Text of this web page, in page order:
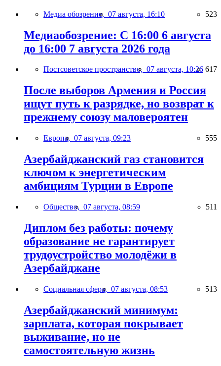
Медиа обозрение, 07 августа, 16:10 523
Медиаобозрение: С 16:00 6 августа
до 16:00 7 августа 2026 года
Постсоветское пространство, 07 августа, 10:26 617
После выборов Армения и Россия
ищут путь к разрядке, но возврат к
прежнему союзу маловероятен
Европа, 07 августа, 09:23 555
Азербайджанский газ становится
ключом к энергетическим
амбициям Турции в Европе
Общество, 07 августа, 08:59 511
Диплом без работы: почему
образование не гарантирует
трудоустройство молодёжи в
Азербайджане
Социальная сфера, 07 августа, 08:53 513
Азербайджанский минимум:
зарплата, которая покрывает
выживание, но не
самостоятельную жизнь